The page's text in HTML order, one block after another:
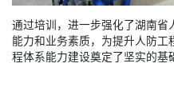
通过培训，进一步强化了湖南省
能力和业务素质，为提升人防
程体系能力建设奠定了坚实的基